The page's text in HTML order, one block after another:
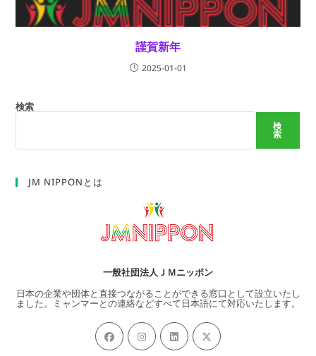
謹賀新年
2025-01-01
検索
検
索
JM NIPPONとは
一般社団法人ＪＭニッポン
日本の企業や団体と直接つながることができる窓口として設立いたし
ました。ミャンマーとの連絡などすべて日本語にて対応いたします。
新
し
い
新
し
い
新
し
い
し